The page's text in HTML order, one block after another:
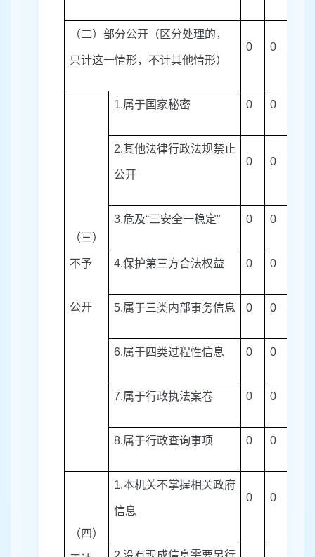
（二）部分公开（区分处理的，
只计这一情形，不计其他情形）
0 0
（三）
不予
公开
1.属于国家秘密 0 0
2.其他法律行政法规禁止
公开
0 0
3.危及“三安全一稳定” 0 0
4.保护第三方合法权益 0 0
5.属于三类内部事务信息 0 0
6.属于四类过程性信息 0 0
7.属于行政执法案卷 0 0
8.属于行政查询事项 0 0
（四）
1.本机关不掌握相关政府
信息
0 0